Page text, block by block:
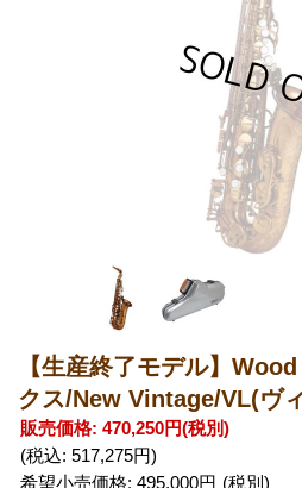
【生産終了モデル】
クス/New Vintage/VL(ヴ
販売価格: 470,250円(税別)
(税込: 517,275円)
希望小売価格: 495,000円